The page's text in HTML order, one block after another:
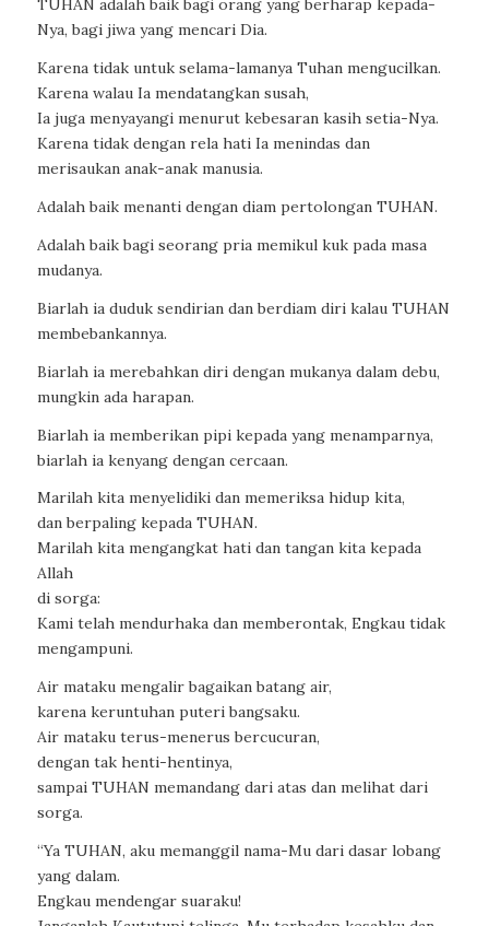
TUHAN adalah baik bagi orang yang berharap kepada-
Nya, bagi jiwa yang mencari Dia.
Karena tidak untuk selama-lamanya Tuhan mengucilkan.
Karena walau Ia mendatangkan susah,
Ia juga menyayangi menurut kebesaran kasih setia-Nya.
Karena tidak dengan rela hati Ia menindas dan
merisaukan anak-anak manusia.
Adalah baik menanti dengan diam pertolongan TUHAN.
Adalah baik bagi seorang pria memikul kuk pada masa
mudanya.
Biarlah ia duduk sendirian dan berdiam diri kalau TUHAN
membebankannya.
Biarlah ia merebahkan diri dengan mukanya dalam debu,
mungkin ada harapan.
Biarlah ia memberikan pipi kepada yang menamparnya,
biarlah ia kenyang dengan cercaan.
Marilah kita menyelidiki dan memeriksa hidup kita,
dan berpaling kepada TUHAN.
Marilah kita mengangkat hati dan tangan kita kepada
Allah
di sorga:
Kami telah mendurhaka dan memberontak, Engkau tidak
mengampuni.
Air mataku mengalir bagaikan batang air,
karena keruntuhan puteri bangsaku.
Air mataku terus-menerus bercucuran,
dengan tak henti-hentinya,
sampai TUHAN memandang dari atas dan melihat dari
sorga.
“Ya TUHAN, aku memanggil nama-Mu dari dasar lobang
yang dalam.
Engkau mendengar suaraku!